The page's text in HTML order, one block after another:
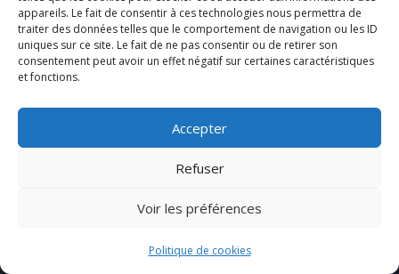
appareils. Le fait de consentir à ces technologies nous permettra de
traiter des données telles que le comportement de navigation ou les ID
uniques sur ce site. Le fait de ne pas consentir ou de retirer son
consentement peut avoir un effet négatif sur certaines caractéristiques
et fonctions.
Accepter
Refuser
Voir les préférences
Politique de cookies
Politique de cookies (UE)
Politique de confidentialité
Contact
© 2026 SHS Vaccination France